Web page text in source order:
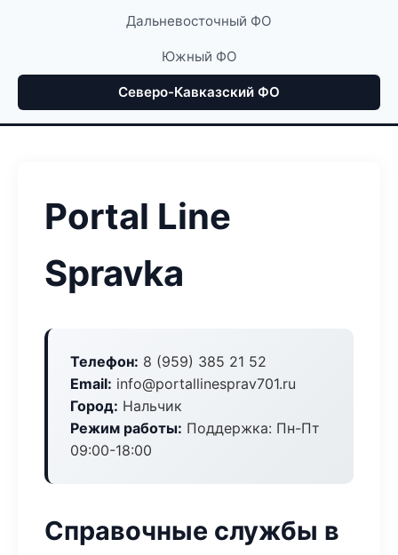
Дальневосточный ФО
Южный ФО
Северо-Кавказский ФО
Portal Line
Spravka
Телефон: 8 (959) 385 21 52
Email: info@portallinesprav701.ru
Город: Нальчик
Режим работы: Поддержка: Пн-Пт
09:00-18:00
Справочные службы в